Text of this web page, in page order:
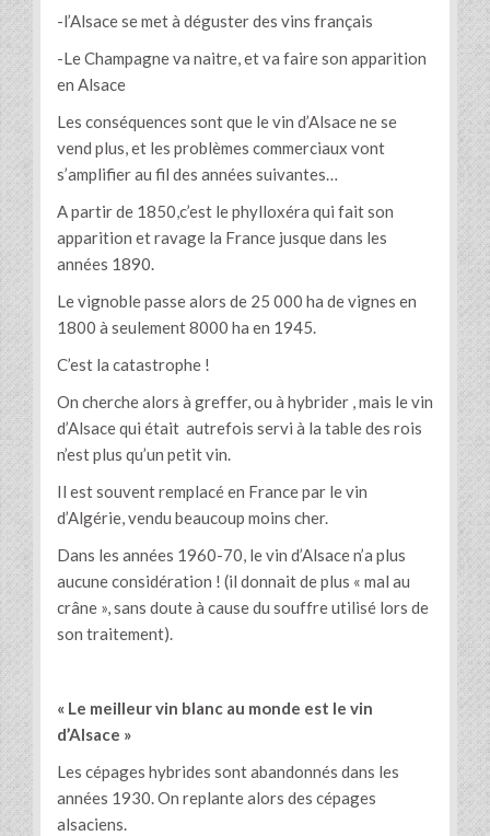
-l’Alsace se met à déguster des vins français
-Le Champagne va naitre, et va faire son apparition
en Alsace
Les conséquences sont que le vin d’Alsace ne se
vend plus, et les problèmes commerciaux vont
s’amplifier au fil des années suivantes…
A partir de 1850,c’est le phylloxéra qui fait son
apparition et ravage la France jusque dans les
années 1890.
Le vignoble passe alors de 25 000 ha de vignes en
1800 à seulement 8000 ha en 1945.
C’est la catastrophe !
On cherche alors à greffer, ou à hybrider , mais le vin
d’Alsace qui était autrefois servi à la table des rois
n’est plus qu’un petit vin.
Il est souvent remplacé en France par le vin
d’Algérie, vendu beaucoup moins cher.
Dans les années 1960-70, le vin d’Alsace n’a plus
aucune considération ! (il donnait de plus « mal au
crâne », sans doute à cause du souffre utilisé lors de
son traitement).
« Le meilleur vin blanc au monde est le vin
d’Alsace »
Les cépages hybrides sont abandonnés dans les
années 1930. On replante alors des cépages
alsaciens.